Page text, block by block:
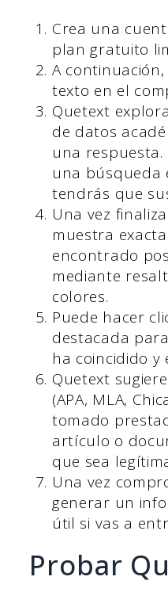
Crea una
plan gratuito
A
texto en el
Quetext
de datos
una
una búsqueda
tendrás que
Una vez
muestra
encontrado
mediante
colores.
Puede hacer
destacada
ha coincidido y
Quetext
(APA, MLA,
tomado
artículo o
que sea
Una vez
generar un
útil si vas a
Probar